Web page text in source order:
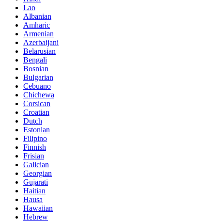
Lao
Albanian
Amharic
Armenian
Azerbaijani
Belarusian
Bengali
Bosnian
Bulgarian
Cebuano
Chichewa
Corsican
Croatian
Dutch
Estonian
Filipino
Finnish
Frisian
Galician
Georgian
Gujarati
Haitian
Hausa
Hawaiian
Hebrew